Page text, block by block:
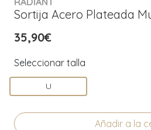
Sortija Acero Plateada
35,90€
Seleccionar talla
U